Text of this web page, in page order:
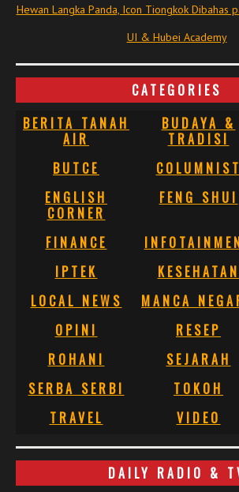
Hewan Langka Panda, Icon Tiongkok Dibahas
UI & Hubei Academy
CATEGORIES
BERITA TANAH
AIR
BUDAYA &
TRADISI
BUTCE
COLUMNIST
ENGLISH
CORNER
FENG SHUI
FINANCE
IPTEK
KESEHATAN
LOCAL NEWS
MANCA
OPINI
RESEP
ROHANI
SEJARAH
SERBA SERBI
TOKOH
TRAVEL
VIDEO
DAILY RADIO &